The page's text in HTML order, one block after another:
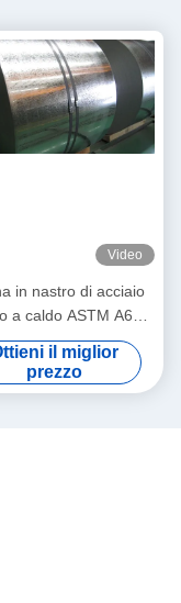
Video
in nastro di acciaio
a caldo ASTM A653
Q195 grado 50
il miglior
prezzo